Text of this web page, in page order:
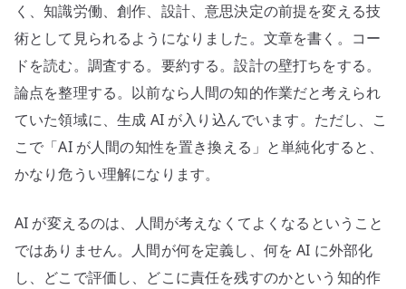
ス
テ
ム
ど
う
変
わ
か
へ
の
く、知識労働、創作、設計、意思決定の前提を変える技
術として見られるようになりました。文章を書く。コー
ドを読む。調査する。要約する。設計の壁打ちをする。
論点を整理する。以前なら人間の知的作業だと考えられ
ていた領域に、生成 AI が入り込んでいます。ただし、こ
こで「AI が人間の知性を置き換える」と単純化すると、
かなり危うい理解になります。
AI が変えるのは、人間が考えなくてよくなるということ
ではありません。人間が何を定義し、何を AI に外部化
し、どこで評価し、どこに責任を残すのかという知的作